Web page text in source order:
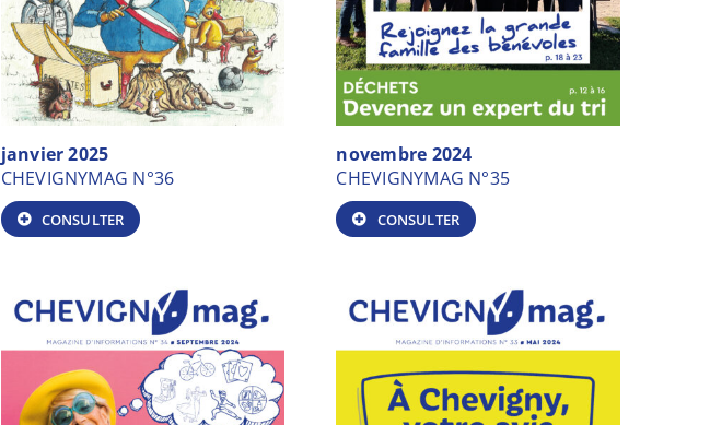
janvier 2025
CHEVIGNYMAG N°36
CONSULTER
novembre 2024
CHEVIGNYMAG N°35
CONSULTER